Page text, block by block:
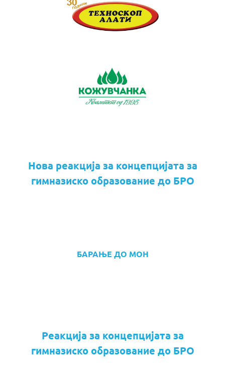
Нова реакција за концепцијата за
гимназиско образование до БРО
БАРАЊЕ ДО МОН
Реакција за концепцијата за
гимназиско образование до БРО